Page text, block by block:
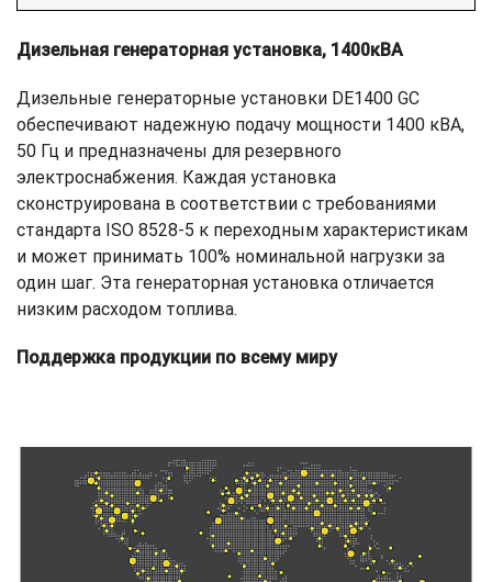
Дизельная генераторная установка, 1400кВА
Дизельные генераторные установки DE1400 GC
обеспечивают надежную подачу мощности 1400 кВА,
50 Гц и предназначены для резервного
электроснабжения. Каждая установка
сконструирована в соответствии с требованиями
стандарта ISO 8528-5 к переходным характеристикам
и может принимать 100% номинальной нагрузки за
один шаг. Эта генераторная установка отличается
низким расходом топлива.
Поддержка продукции по всему миру